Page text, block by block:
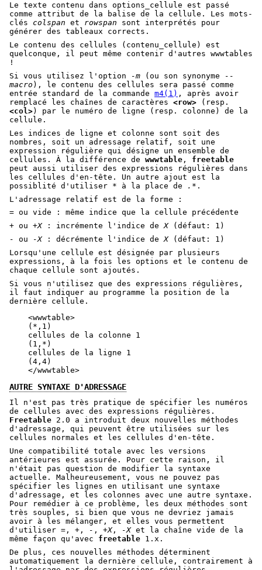
Le texte contenu dans options_cellule est passé
comme attribut de la balise de la cellule. Les mots-
clés colspan et rowspan sont interprétés pour
générer des tableaux corrects.
Le contenu des cellules (contenu_cellule) est
quelconque, il peut même contenir d'autres wwwtables
!
Si vous utilisez l'option
-m (ou son synonyme
--
macro ), le contenu des cellules sera passé comme
entrée standard de la commande m4(1) , après avoir
remplacé les chaînes de caractères <row> (resp.
<col>) par le numéro de ligne (resp. colonne) de la
cellule.
Les indices de ligne et colonne sont soit des
nombres, soit un adressage relatif, soit une
expression régulière qui désigne un ensemble de
cellules. À la différence de wwwtable , freetable
peut aussi utiliser des expressions régulières dans
les cellules d'en-tête. Un autre ajout est la
possiblité d'utiliser * à la place de .* .
L'adressage relatif est de la forme :
= ou vide : même indice que la cellule précédente
+ ou +X: incrémente l'indice deX(défaut: 1)
-
ou -X: décrémente l'indice de X(défaut: 1)
Lorsqu'une cellule est désignée par plusieurs
expressions, à la fois les options et le contenu de
chaque cellule sont ajoutés.
Si vous n'utilisez que des expressions régulières,
il faut indiquer au programme la position de la
dernière cellule.
    <wwwtable>
    (*,1)
    cellules de la colonne 1
    (1,*)
    cellules de la ligne 1
    (4,4)
AUTRE SYNTAXE D'ADRESSAGE
Il n'est pas très pratique de spécifier les numéros
de cellules avec des expressions régulières.
Freetable 2.0 a introduit deux nouvelles méthodes
d'adressage, qui peuvent être utilisées sur les
cellules normales et les cellules d'en-tête.
Une compatibilité totale avec les versions
antérieures est assurée. Pour cette raison, il
n'était pas question de modifier la syntaxe
actuelle. Malheureusement, vous ne pouvez pas
spécifier les lignes en utilisant une syntaxe
d'adressage, et les colonnes avec une autre syntaxe.
Pour remédier à ce problème, les deux méthodes sont
très souples, si bien que vous ne devriez jamais
avoir à les mélanger, et elles vous permettent
d'utiliser = , + , - , +X, -Xet la chaîne vide de la
même façon qu'avec freetable 1.x.
De plus, ces nouvelles méthodes déterminent
automatiquement la dernière cellule, contrairement à